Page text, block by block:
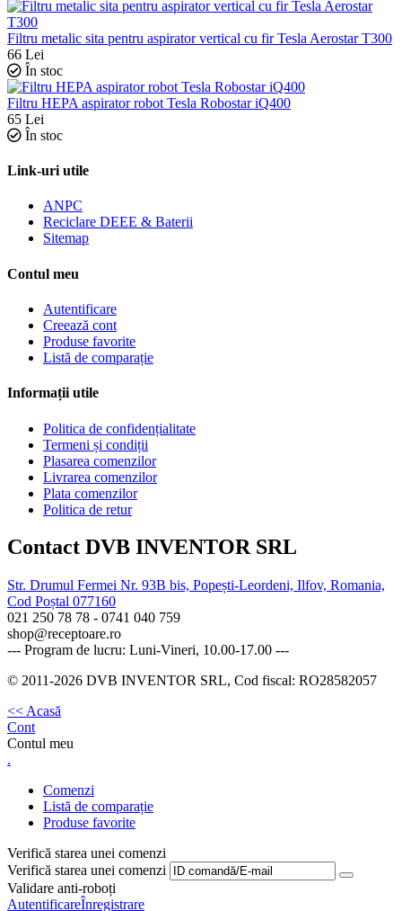
Filtru metalic sita pentru aspirator vertical cu fir Tesla Aerostar T300
66 Lei
În stoc
Filtru HEPA aspirator robot Tesla Robostar iQ400
65 Lei
În stoc
Link-uri utile
ANPC
Reciclare DEEE & Baterii
Sitemap
Contul meu
Autentificare
Creează cont
Produse favorite
Listă de comparație
Informații utile
Politica de confidențialitate
Termeni și condiții
Plasarea comenzilor
Livrarea comenzilor
Plata comenzilor
Politica de retur
Contact DVB INVENTOR SRL
Str. Drumul Fermei Nr. 93B bis, Popești-Leordeni, Ilfov, Romania,
Cod Poștal 077160
021 250 78 78 - 0741 040 759
shop@receptoare.ro
--- Program de lucru: Luni-Vineri, 10.00-17.00 ---
© 2011-2026 DVB INVENTOR SRL, Cod fiscal: RO28582057
<< Acasă
Cont
Contul meu
.
Comenzi
Listă de comparație
Produse favorite
Verifică starea unei comenzi
Verifică starea unei comenzi
Validare anti-roboți
AutentificareÎnregistrare